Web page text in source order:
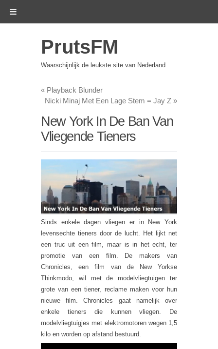
PrutsFM
Waarschijnlijk de leukste site van Nederland
« Playback Blunder
Nicki Minaj Met Een Lage Stem = Jay Z »
New York In De Ban Van
Vliegende Tieners
Sinds enkele dagen vliegen er in New York
levensechte tieners door de lucht. Het lijkt net
een truc uit een film, maar is in het echt, ter
promotie van een film. De makers van
Chronicles, een film van de New Yorkse
Thinkmodo, wil met de modelvliegtuigen ter
grote van een tiener, reclame maken voor hun
nieuwe film. Chronicles gaat namelijk over
enkele tieners die kunnen vliegen. De
modelvliegtuigjes met elektromotoren wegen 1,5
kilo en worden op afstand bestuurd.